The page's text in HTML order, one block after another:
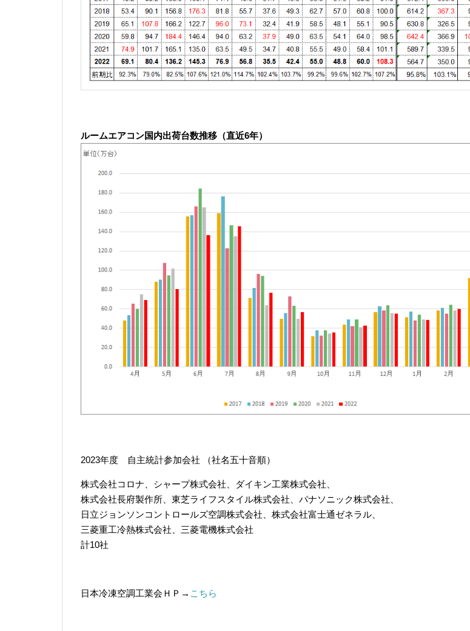
ルームエアコン国内出荷台数推移（直近6年）
2023年度 自主統計参加会社 （社名五十音順）
株式会社コロナ、シャープ株式会社、ダイキン工業株式会社、
株式会社長府製作所、東芝ライフスタイル株式会社、パナソニック株式会社、
日立ジョンソンコントロールズ空調株式会社、株式会社富士通ゼネラル、
三菱重工冷熱株式会社、三菱電機株式会社
計10社
日本冷凍空調工業会ＨＰ→ こちら